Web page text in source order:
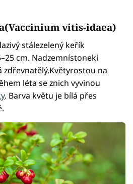
vitis-idaea)
stálezelený keřík
cm. Nadzemnístoneki
na
léta se znich vyvinou
. Barva květu je bílá přes